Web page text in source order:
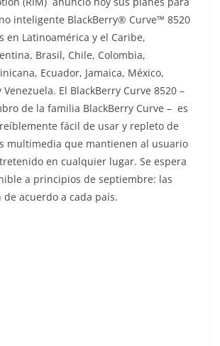
inteligente BlackBerry® Curve™ 8520
en Latinoamérica y el Caribe,
Brasil, Chile, Colombia,
Ecuador, Jamaica, México,
Venezuela. El BlackBerry Curve 8520 –
de la familia BlackBerry Curve – es
fácil de usar y repleto de
multimedia que mantienen al usuario
en cualquier lugar. Se espera
a principios de septiembre: las
acuerdo a cada país.